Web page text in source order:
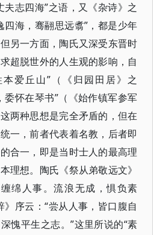
夫志四海”之语，又《杂诗》之
四海，骞翮思远翥”，都是少年
另一方面，陶氏又深受东晋时
超脱世外的人生观的影响，自
爱丘山”（《归园田居》之
委怀在琴书”（《始作镇军参军
两种思想是完全矛盾的，但在
一，前者代表着名教，后者即
合一，即是当时士人的最高理
理想。陶氏《祭从弟敬远文》
绵人事。流浪无成，惧负素
》序云：“尝从人事，皆口腹自
愧平生之志。”这里所说的“素